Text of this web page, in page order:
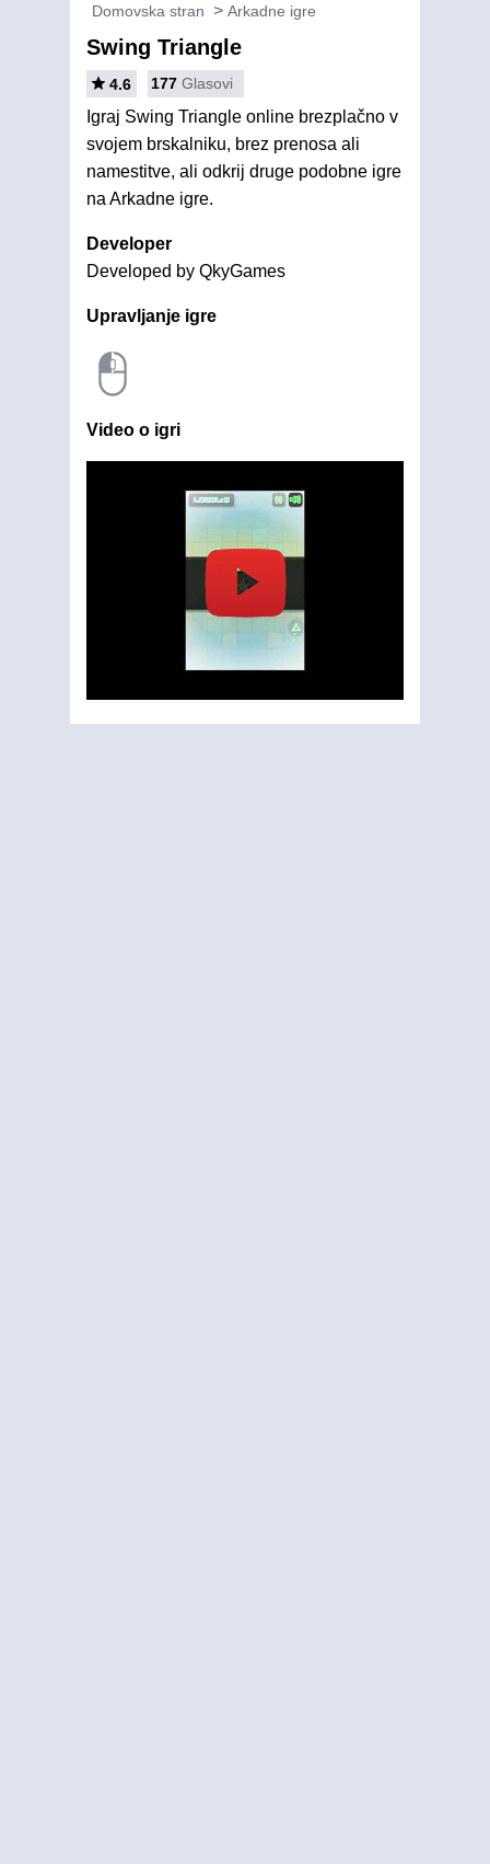
Domovska stran Arkadne igre
Swing Triangle
4.6 177 Glasovi
Igraj Swing Triangle online brezplačno v
svojem brskalniku, brez prenosa ali
namestitve, ali odkrij druge podobne igre
na Arkadne igre.
Developer
Developed by QkyGames
Upravljanje igre
Video o igri